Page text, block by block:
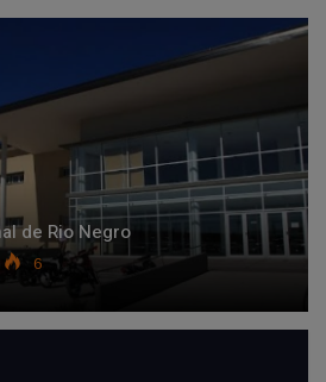
de Rio Negro
6